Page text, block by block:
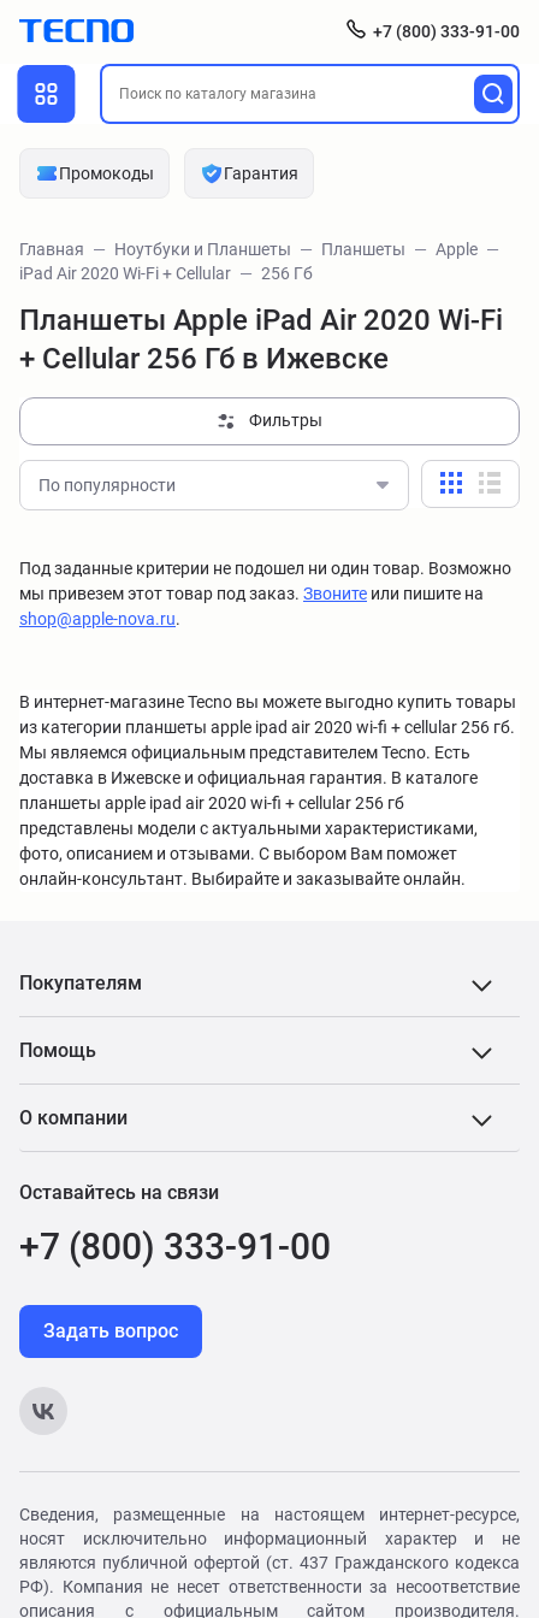
+7 (800) 333-91-00
Промокоды Гарантия
Главная Ноутбуки и Планшеты Планшеты
Apple
iPad Air 2020 Wi-Fi + Cellular
256 Гб
Планшеты Apple iPad Air 2020 Wi-Fi
+ Cellular 256 Гб в Ижевске
Фильтры
По популярности
Под заданные критерии не подошел ни один товар. Возможно
мы привезем этот товар под заказ. Звоните или пишите на
shop@apple-nova.ru.
В интернет-магазине Tecno вы можете выгодно купить товары
из категории планшеты apple ipad air 2020 wi-fi + cellular 256 гб.
Мы являемся официальным представителем Tecno. Есть
доставка в Ижевске и официальная гарантия. В каталоге
планшеты apple ipad air 2020 wi-fi + cellular 256 гб
представлены модели с актуальными характеристиками,
фото, описанием и отзывами. С выбором Вам поможет
онлайн-консультант. Выбирайте и заказывайте онлайн.
Покупателям
Помощь
О компании
Оставайтесь на связи
+7 (800) 333-91-00
Задать вопрос
Сведения, размещенные на настоящем интернет-ресурсе,
носят исключительно информационный характер и не
являются публичной офертой (ст. 437 Гражданского кодекса
РФ). Компания не несет ответственности за несоответствие
описания с официальным сайтом производителя.